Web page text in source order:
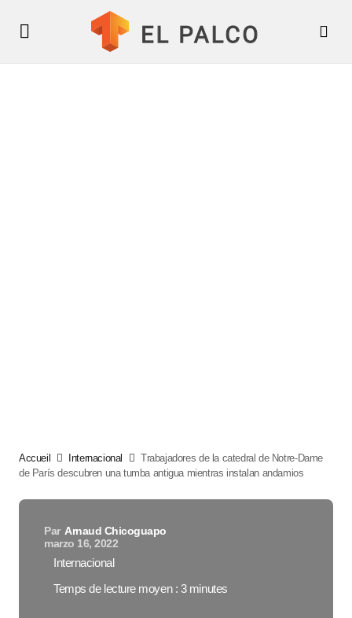
Accueil Internacional
Trabajadores de la catedral de Notre-Dame
de París descubren una tumba antigua mientras instalan andamios
Par Arnaud Chicoguapo
marzo 16, 2022
Internacional
Temps de lecture moyen : 3 minutes